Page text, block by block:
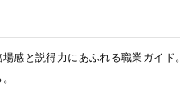
感と説得力にあふれる職業ガイ